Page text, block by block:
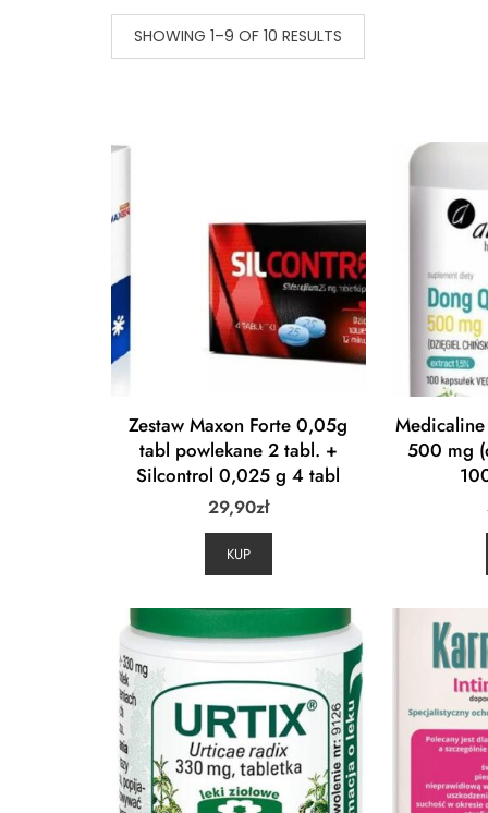
SHOWING 1–9 OF 10 RESULTS
Zestaw Maxon Forte 0,05g
tabl powlekane 2 tabl. +
Silcontrol 0,025 g 4 tabl
29,90zł
KUP
500 mg